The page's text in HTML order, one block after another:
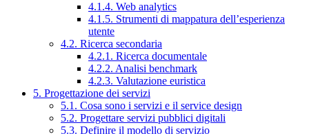
4.1.4. Web analytics
4.1.5. Strumenti di mappatura dell’esperienza
utente
4.2. Ricerca secondaria
4.2.1. Ricerca documentale
4.2.2. Analisi benchmark
4.2.3. Valutazione euristica
5. Progettazione dei servizi
5.1. Cosa sono i servizi e il service design
5.2. Progettare servizi pubblici digitali
5.3. Definire il modello di servizio